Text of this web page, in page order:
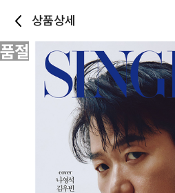
상품상세
품절